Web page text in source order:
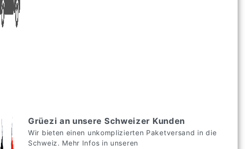
Grüezi an unsere Schweizer Kunden
Wir bieten einen unkomplizierten Paketversand in die
Schweiz. Mehr Infos in unseren